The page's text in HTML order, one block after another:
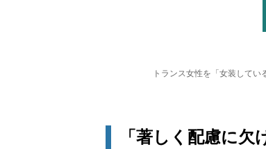
トランス女性を「女装してい
「著しく配慮に